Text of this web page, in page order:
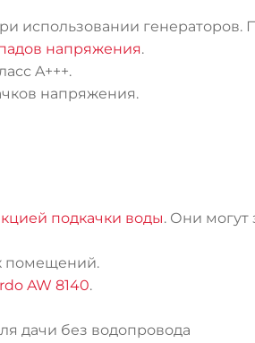
использовании генераторов.
напряжения.
A+++.
напряжения.
подкачки воды. Они могут
помещений.
AW 8140.
дачи без водопровода